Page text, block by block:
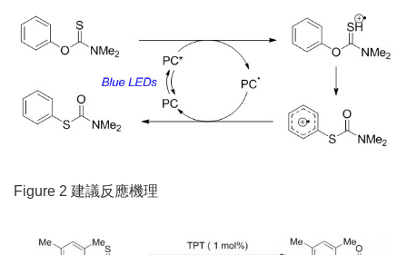
Figure 2 建議反應機理